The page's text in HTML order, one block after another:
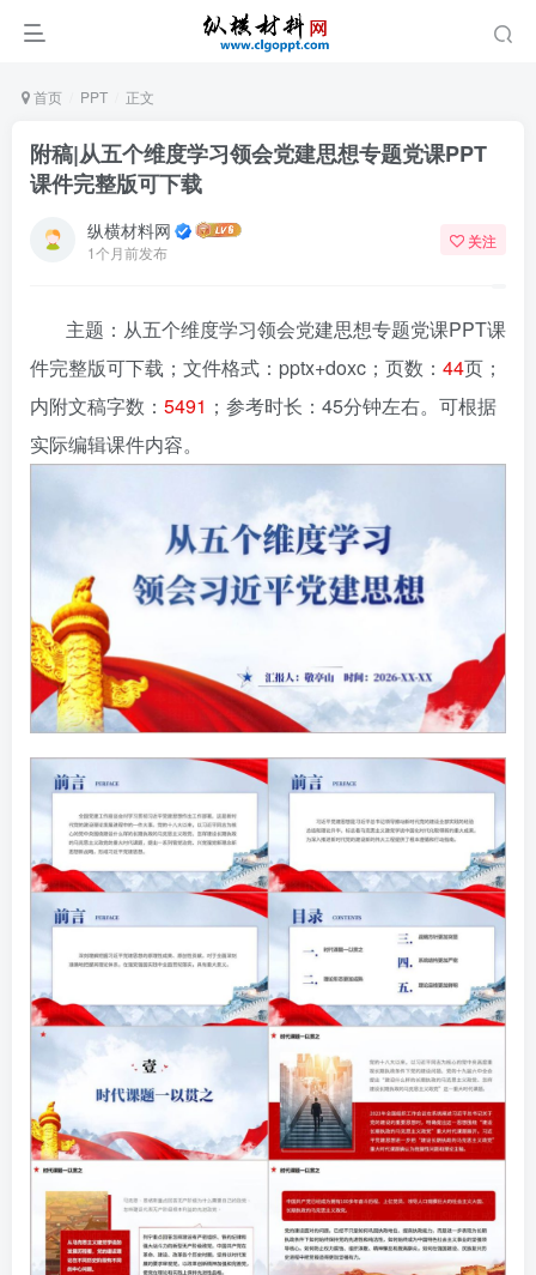
首页 PPT 正文
附稿|从五个维度学习领会党建思想专题党课PPT
课件完整版可下载
纵横材料网
1个月前发布
关注
主题：从五个维度学习领会党建思想专题党课PPT课
件完整版可下载；文件格式：pptx+doxc；页数： 44页；
内附文稿字数： 5491 ；参考时长：45分钟左右。可根据
实际编辑课件内容。